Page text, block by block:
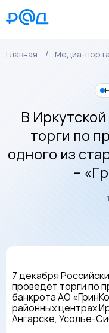
Главная Медиа-
В
торги по
одного из
–
7 декабря
проведет торги по
банкрота АО
районных центрах
Ангарске, Усолье-